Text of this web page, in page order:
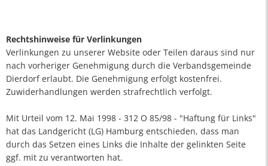
Rechtshinweise für Verlinkungen
Verlinkungen zu unserer Website oder Teilen daraus sind nur
nach vorheriger Genehmigung durch die Verbandsgemeinde
Dierdorf erlaubt. Die Genehmigung erfolgt kostenfrei.
Zuwiderhandlungen werden strafrechtlich verfolgt.
Mit Urteil vom 12. Mai 1998 - 312 O 85/98 - "Haftung für Links"
hat das Landgericht (LG) Hamburg entschieden, dass man
durch das Setzen eines Links die Inhalte der gelinkten Seite
ggf. mit zu verantworten hat.